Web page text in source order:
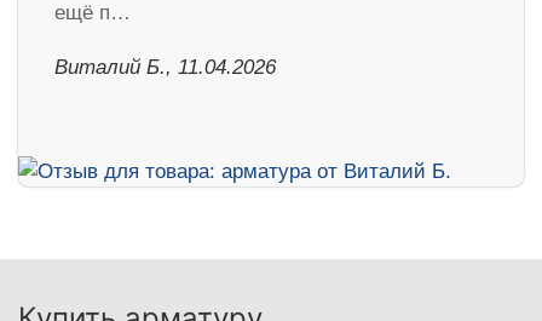
ещё п…
Виталий Б., 11.04.2026